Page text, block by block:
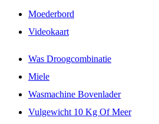
Moederbord
Videokaart
Was Droogcombinatie
Miele
Wasmachine Bovenlader
Vulgewicht 10 Kg Of Meer